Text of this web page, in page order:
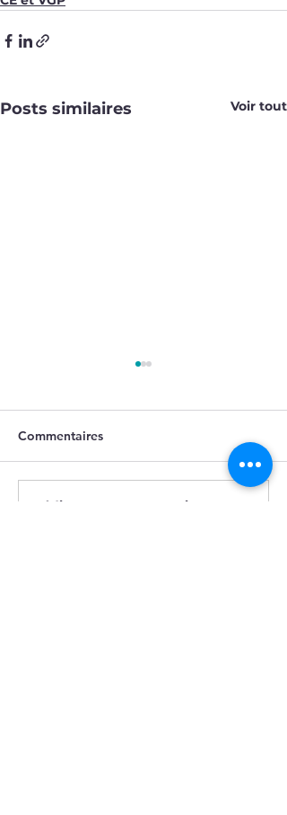
Posts similaires Voir tout
CE VGP
Commentaires
Rédigez un commentaire...